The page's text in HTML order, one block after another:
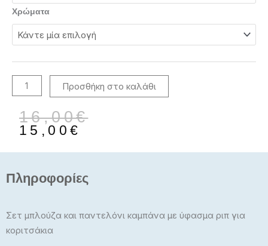
Χρώματα
Παιδικό
Παντελόνι
Χειμώνας
243283
ΜΩΒ
ποσότητα
Προσθήκη στο καλάθι
16,00€
Original
price
was:
16,00€.
15,00 €
Η
τρέχουσα
τιμή
είναι:
15,00€.
Πληροφορίες
Σετ μπλούζα και παντελόνι καμπάνα με ύφασμα ριπ για
κοριτσάκια